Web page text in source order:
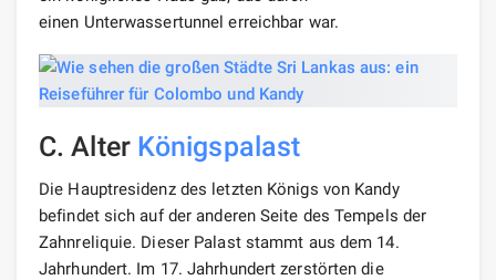
einen Unterwassertunnel erreichbar war.
C. Alter Königspalast
Die Hauptresidenz des letzten Königs von Kandy
befindet sich auf der anderen Seite des Tempels der
Zahnreliquie. Dieser Palast stammt aus dem 14.
Jahrhundert. Im 17. Jahrhundert zerstörten die